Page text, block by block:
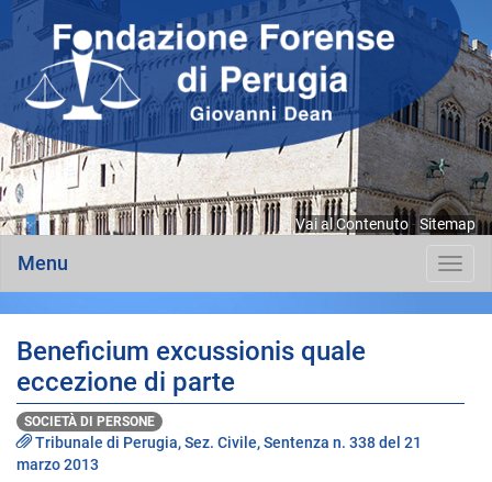
Vai al Contenuto- Sitemap
Menu
Beneficium excussionis quale
eccezione di parte
SOCIETÀ DI PERSONE
Tribunale di Perugia, Sez. Civile, Sentenza n. 338 del 21
marzo 2013